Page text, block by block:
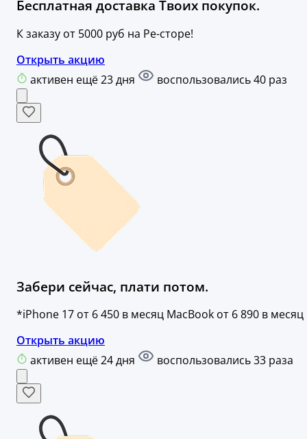
Бесплатная доставка Твоих покупок.
К заказу от 5000 руб на Ре-сторе!
Открыть акцию
активен ещё 23 дня
воспользовались 40 раз
Забери сейчас, плати потом.
*iPhone 17 от 6 450 в месяц MacBook от 6 890 в месяц
Открыть акцию
активен ещё 24 дня
воспользовались 33 раза